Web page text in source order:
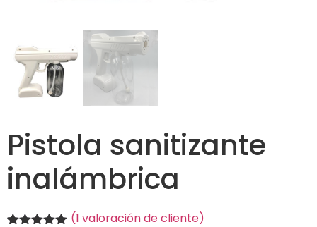
Pistola sanitizante
inalámbrica
(1 valoración de cliente)